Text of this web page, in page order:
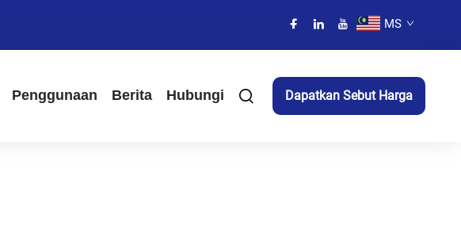
MS
Penggunaan Berita Hubungi Dapatkan Sebut Harga